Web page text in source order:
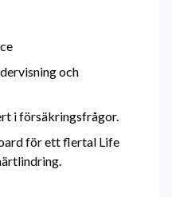
och
i försäkringsfrågor.
för ett flertal Life